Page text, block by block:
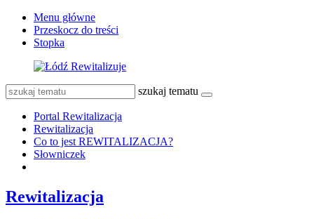
Menu główne
Przeskocz do treści
Stopka
szukaj tematu
Portal Rewitalizacja
Rewitalizacja
Co to jest REWITALIZACJA?
Słowniczek
Rewitalizacja